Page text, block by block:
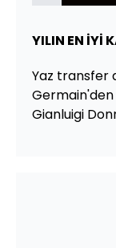
YILIN EN İYİ
Yaz transfer
Gianluigi